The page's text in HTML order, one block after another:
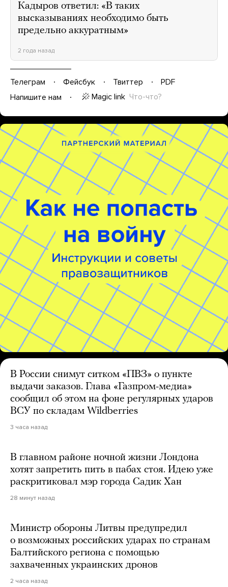
Кадыров ответил: «В таких
высказываниях необходимо быть
предельно аккуратным»
2 года назад
Телеграм Фейсбук Твиттер
PDF
Напишите нам
Magic link Что-что?
В России снимут ситком «ПВЗ» о пункте
выдачи заказов. Глава «Газпром-медиа»
сообщил об этом на фоне регулярных ударов
ВСУ по складам Wildberries
3 часа назад
В главном районе ночной жизни Лондона
хотят запретить пить в пабах стоя. Идею уже
раскритиковал мэр города Садик Хан
28 минут назад
Министр обороны Литвы предупредил
о возможных российских ударах по странам
Балтийского региона с помощью
захваченных украинских дронов
2 часа назад